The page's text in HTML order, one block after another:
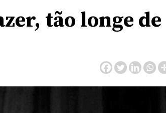
tão longe de